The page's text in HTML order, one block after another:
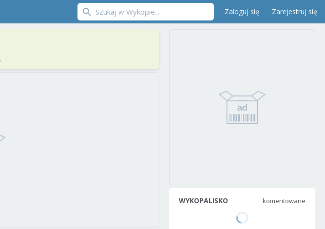
Zaloguj się Zarejestruj się
.
WYKOPALISKO komentowane